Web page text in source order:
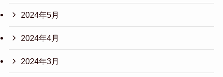
2024年5月
2024年4月
2024年3月